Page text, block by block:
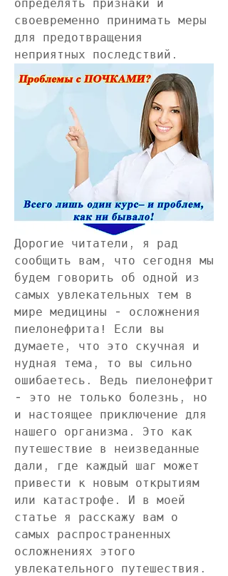
определять признаки и
своевременно принимать меры
для предотвращения
неприятных последствий.
Дорогие читатели, я рад
сообщить вам, что сегодня мы
будем говорить об одной из
самых увлекательных тем в
мире медицины - осложнения
пиелонефрита! Если вы
думаете, что это скучная и
нудная тема, то вы сильно
ошибаетесь. Ведь пиелонефрит
- это не только болезнь, но
и настоящее приключение для
нашего организма. Это как
путешествие в неизведанные
дали, где каждый шаг может
привести к новым открытиям
или катастрофе. И в моей
статье я расскажу вам о
самых распространенных
осложнениях этого
увлекательного путешествия.